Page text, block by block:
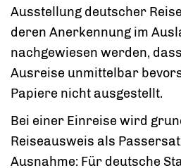
Ausstellung deutscher
deren Anerkennung im
nachgewiesen werden,
Ausreise unmittelbar
Papiere nicht ausgestellt.
Bei einer Einreise wird
Reiseausweis als
Ausnahme: Für deutsche